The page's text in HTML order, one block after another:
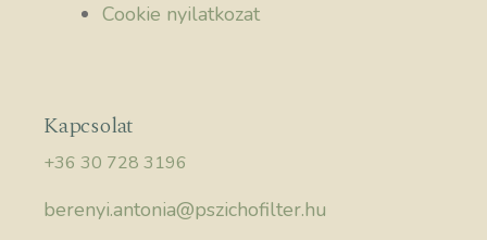
Cookie nyilatkozat
Kapcsolat
+36 30 728 3196
berenyi.antonia@pszichofilter.hu